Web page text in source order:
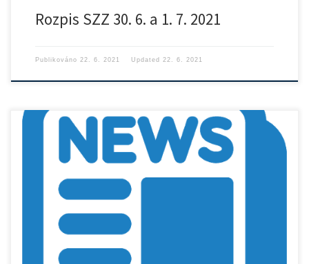
Rozpis SZZ 30. 6. a 1. 7. 2021
Publikováno 22. 6. 2021 Updated 22. 6. 2021
Ná stránce Státní zkoušky byly aktualizovány tématické okruhy